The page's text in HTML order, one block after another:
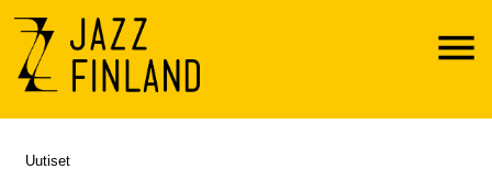
Menu
Uutiset